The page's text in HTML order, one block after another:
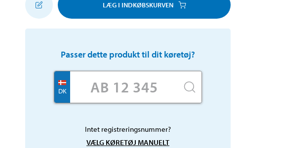
LÆG I INDKØBSKURVEN
Passer dette produkt til dit køretøj?
DK
Intet registreringsnummer?
VÆLG KØRETØJ MANUELT